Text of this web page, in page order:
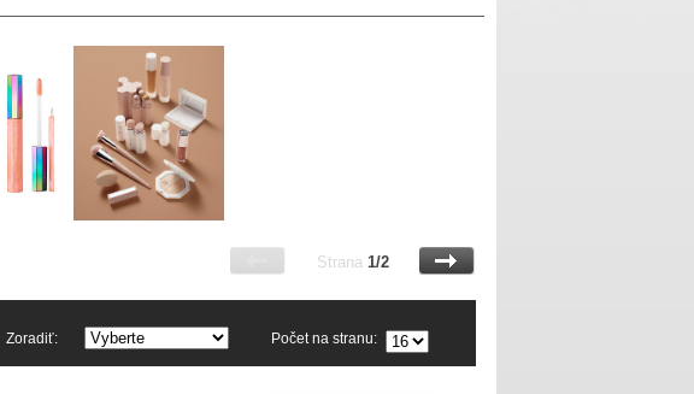
Strana 1/2
Zoradiť: Počet na stranu: